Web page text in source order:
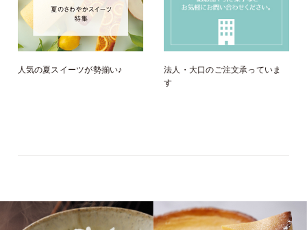
人気の夏スイーツが勢揃い♪
法人・大口のご注文承っていま
す